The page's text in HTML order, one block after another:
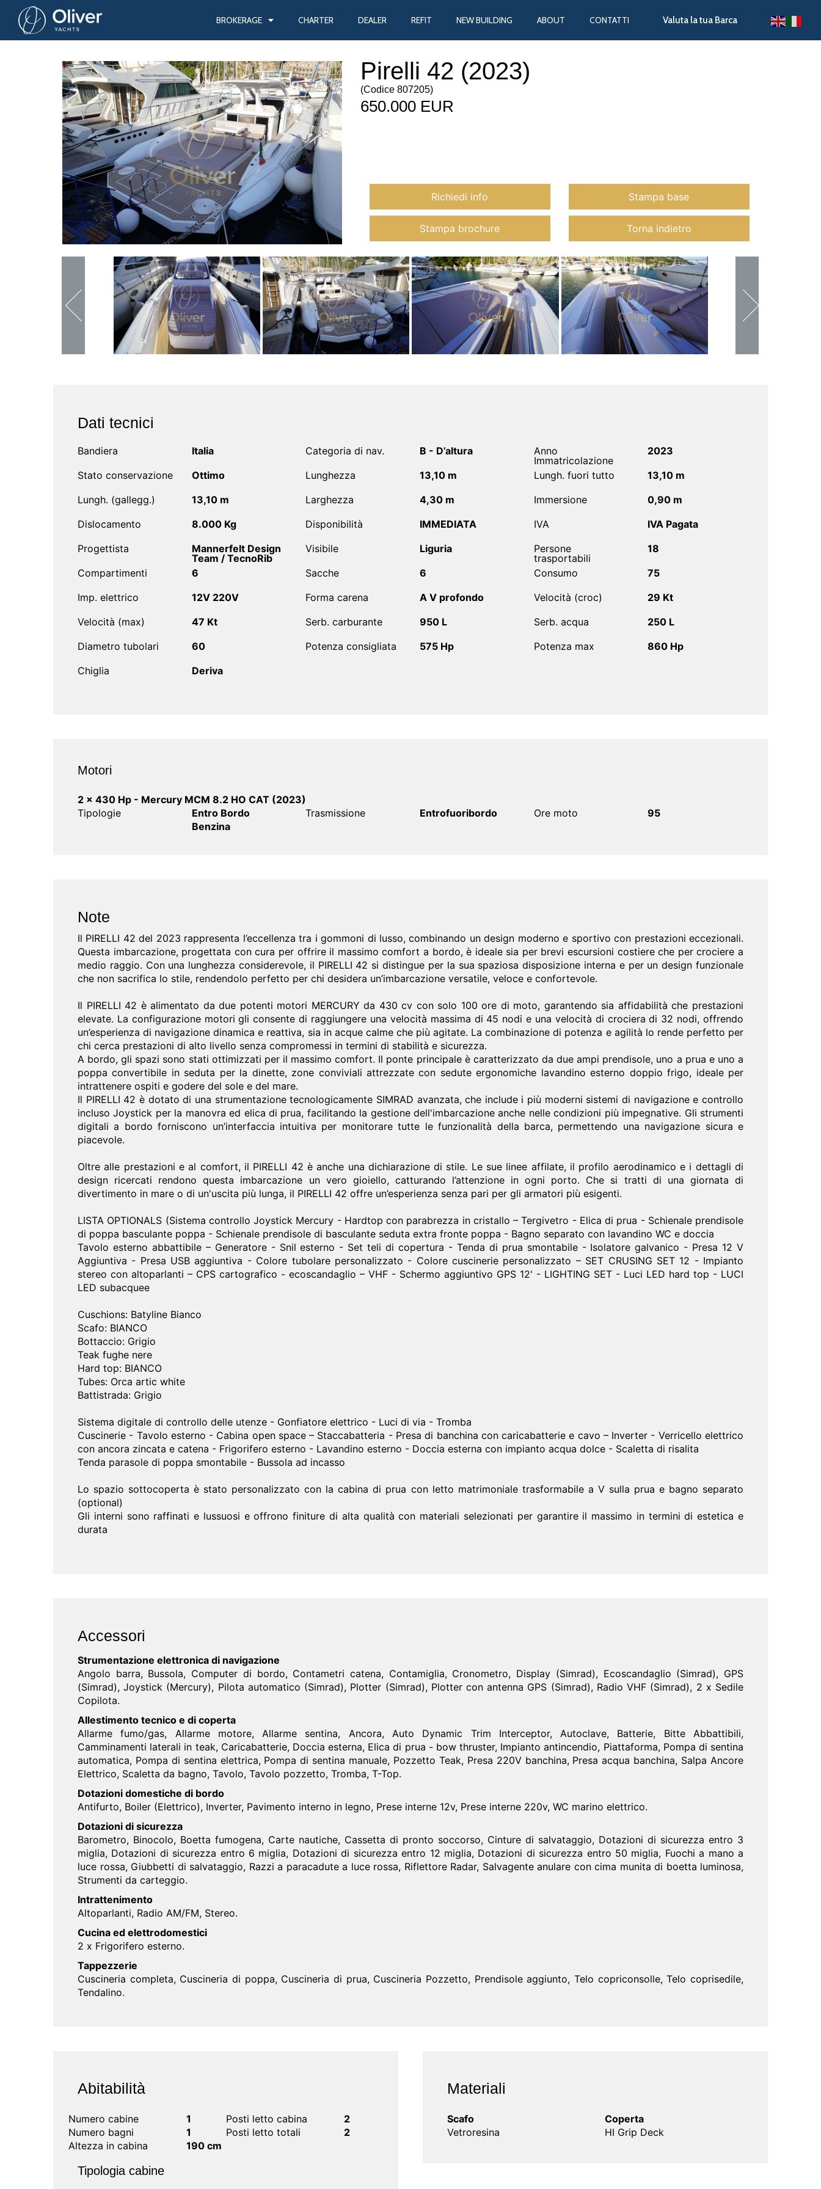
BROKERAGE CHARTER DEALER REFIT NEW BUILDING ABOUT CONTATTI Valuta la tua Barca
Pirelli 42 (2023)
(Codice 807205)
650.000 EUR
Richiedi info Stampa base
Stampa brochure Torna indietro
Dati tecnici
Bandiera Italia Categoria di nav. B - D’altura
Anno
Immatricolazione
2023
Stato conservazione
Ottimo Lunghezza 13,10 m Lungh. fuori tutto
13,10 m
Lungh. (gallegg.)
13,10 m Larghezza 4,30 m Immersione
0,90 m
Dislocamento
8.000 Kg Disponibilità IMMEDIATA IVA
IVA Pagata
Progettista
Mannerfelt Design
Team / TecnoRib
Visibile Liguria
Persone
trasportabili
18
Compartimenti
6 Sacche 6 Consumo
75
Imp. elettrico
12V 220V Forma carena A V profondo Velocità (croc)
29 Kt
Velocità (max)
47 Kt Serb. carburante 950 L Serb. acqua
250 L
Diametro tubolari
60 Potenza consigliata 575 Hp Potenza max
860 Hp
Chiglia
Deriva
Motori
2 x 430 Hp - Mercury MCM 8.2 HO CAT (2023)
Tipologie
Entro Bordo
Benzina
Trasmissione Entrofuoribordo Ore moto 95
Note
Il PIRELLI 42 del 2023 rappresenta l’eccellenza tra i gommoni di lusso, combinando un design moderno e sportivo con prestazioni eccezionali.
Questa imbarcazione, progettata con cura per offrire il massimo comfort a bordo, è ideale sia per brevi escursioni costiere che per crociere a
medio raggio. Con una lunghezza considerevole, il PIRELLI 42 si distingue per la sua spaziosa disposizione interna e per un design funzionale
che non sacrifica lo stile, rendendolo perfetto per chi desidera un’imbarcazione versatile, veloce e confortevole.
Il PIRELLI 42 è alimentato da due potenti motori MERCURY da 430 cv con solo 100 ore di moto, garantendo sia affidabilità che prestazioni
elevate. La configurazione motori gli consente di raggiungere una velocità massima di 45 nodi e una velocità di crociera di 32 nodi, offrendo
un’esperienza di navigazione dinamica e reattiva, sia in acque calme che più agitate. La combinazione di potenza e agilità lo rende perfetto per
chi cerca prestazioni di alto livello senza compromessi in termini di stabilità e sicurezza.
A bordo, gli spazi sono stati ottimizzati per il massimo comfort. Il ponte principale è caratterizzato da due ampi prendisole, uno a prua e uno a
poppa convertibile in seduta per la dinette, zone conviviali attrezzate con sedute ergonomiche lavandino esterno doppio frigo, ideale per
intrattenere ospiti e godere del sole e del mare.
Il PIRELLI 42 è dotato di una strumentazione tecnologicamente SIMRAD avanzata, che include i più moderni sistemi di navigazione e controllo
incluso Joystick per la manovra ed elica di prua, facilitando la gestione dell'imbarcazione anche nelle condizioni più impegnative. Gli strumenti
digitali a bordo forniscono un’interfaccia intuitiva per monitorare tutte le funzionalità della barca, permettendo una navigazione sicura e
piacevole.
Oltre alle prestazioni e al comfort, il PIRELLI 42 è anche una dichiarazione di stile. Le sue linee affilate, il profilo aerodinamico e i dettagli di
design ricercati rendono questa imbarcazione un vero gioiello, catturando l’attenzione in ogni porto. Che si tratti di una giornata di
divertimento in mare o di un'uscita più lunga, il PIRELLI 42 offre un’esperienza senza pari per gli armatori più esigenti.
LISTA OPTIONALS (Sistema controllo Joystick Mercury - Hardtop con parabrezza in cristallo – Tergivetro - Elica di prua - Schienale prendisole
di poppa basculante poppa - Schienale prendisole di basculante seduta extra fronte poppa - Bagno separato con lavandino WC e doccia
Tavolo esterno abbattibile – Generatore - Snil esterno - Set teli di copertura - Tenda di prua smontabile - Isolatore galvanico - Presa 12 V
Aggiuntiva - Presa USB aggiuntiva - Colore tubolare personalizzato - Colore cuscinerie personalizzato – SET CRUSING SET 12 - Impianto
stereo con altoparlanti – CPS cartografico - ecoscandaglio – VHF - Schermo aggiuntivo GPS 12' - LIGHTING SET - Luci LED hard top - LUCI
LED subacquee
Cuschions: Batyline Bianco
Scafo: BIANCO
Bottaccio: Grigio
Teak fughe nere
Hard top: BIANCO
Tubes: Orca artic white
Battistrada: Grigio
Sistema digitale di controllo delle utenze - Gonfiatore elettrico - Luci di via - Tromba
Cuscinerie - Tavolo esterno - Cabina open space – Staccabatteria - Presa di banchina con caricabatterie e cavo – Inverter - Verricello elettrico
con ancora zincata e catena - Frigorifero esterno - Lavandino esterno - Doccia esterna con impianto acqua dolce - Scaletta di risalita
Tenda parasole di poppa smontabile - Bussola ad incasso
Lo spazio sottocoperta è stato personalizzato con la cabina di prua con letto matrimoniale trasformabile a V sulla prua e bagno separato
(optional)
Gli interni sono raffinati e lussuosi e offrono finiture di alta qualità con materiali selezionati per garantire il massimo in termini di estetica e
durata
Accessori
Strumentazione elettronica di navigazione
Angolo barra, Bussola, Computer di bordo, Contametri catena, Contamiglia, Cronometro, Display (Simrad), Ecoscandaglio (Simrad), GPS
(Simrad), Joystick (Mercury), Pilota automatico (Simrad), Plotter (Simrad), Plotter con antenna GPS (Simrad), Radio VHF (Simrad), 2 x Sedile
Copilota.
Allestimento tecnico e di coperta
Allarme fumo/gas, Allarme motore, Allarme sentina, Ancora, Auto Dynamic Trim Interceptor, Autoclave, Batterie, Bitte Abbattibili,
Camminamenti laterali in teak, Caricabatterie, Doccia esterna, Elica di prua - bow thruster, Impianto antincendio, Piattaforma, Pompa di sentina
automatica, Pompa di sentina elettrica, Pompa di sentina manuale, Pozzetto Teak, Presa 220V banchina, Presa acqua banchina, Salpa Ancore
Elettrico, Scaletta da bagno, Tavolo, Tavolo pozzetto, Tromba, T-Top.
Dotazioni domestiche di bordo
Antifurto, Boiler (Elettrico), Inverter, Pavimento interno in legno, Prese interne 12v, Prese interne 220v, WC marino elettrico.
Dotazioni di sicurezza
Barometro, Binocolo, Boetta fumogena, Carte nautiche, Cassetta di pronto soccorso, Cinture di salvataggio, Dotazioni di sicurezza entro 3
miglia, Dotazioni di sicurezza entro 6 miglia, Dotazioni di sicurezza entro 12 miglia, Dotazioni di sicurezza entro 50 miglia, Fuochi a mano a
luce rossa, Giubbetti di salvataggio, Razzi a paracadute a luce rossa, Riflettore Radar, Salvagente anulare con cima munita di boetta luminosa,
Strumenti da carteggio.
Intrattenimento
Altoparlanti, Radio AM/FM, Stereo.
Cucina ed elettrodomestici
2 x Frigorifero esterno.
Tappezzerie
Cuscineria completa, Cuscineria di poppa, Cuscineria di prua, Cuscineria Pozzetto, Prendisole aggiunto, Telo copriconsolle, Telo coprisedile,
Tendalino.
Abitabilità
Numero cabine
1
Numero bagni
1
Altezza in cabina
190 cm
Posti letto cabina
2
Posti letto totali
2
Tipologia cabine
Materiali
Scafo
Vetroresina
Coperta
HI Grip Deck